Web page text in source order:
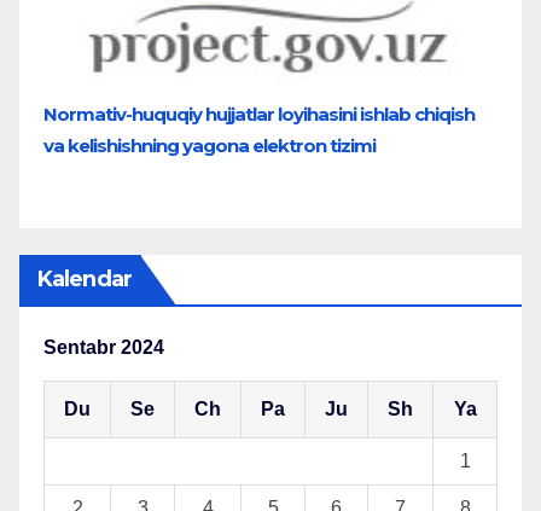
Normativ-huquqiy hujjatlar loyihasini ishlab chiqish
va kelishishning yagona elektron tizimi
Kalendar
Sentabr 2024
Du Se Ch Pa Ju Sh Ya
1